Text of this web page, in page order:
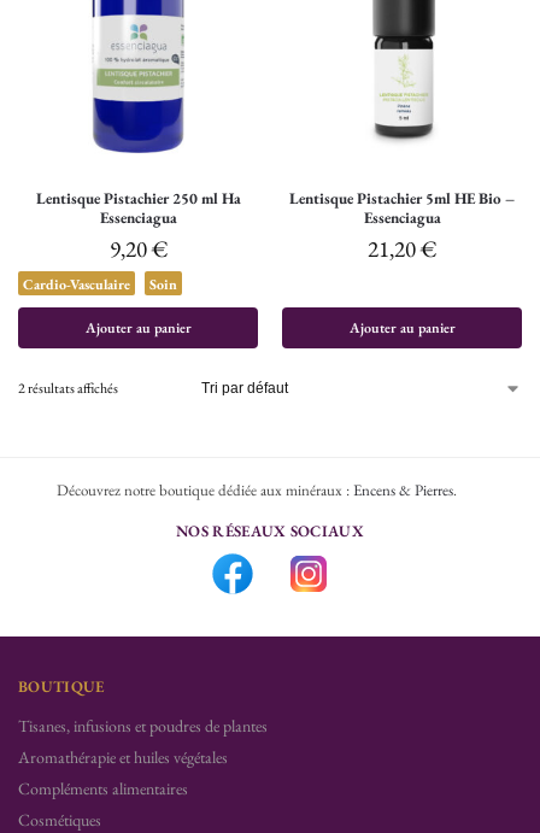
Lentisque Pistachier 250 ml Ha
Essenciagua
9,20€
Cardio-Vasculaire Soin
Ajouter au panier
Lentisque Pistachier 5ml HE Bio –
Essenciagua
21,20€
Ajouter au panier
2 résultats affichés
Découvrez notre boutique dédiée aux minéraux :Encens & Pierres.
NOS RÉSEAUX SOCIAUX
BOUTIQUE
Tisanes, infusions et poudres de plantes
Aromathérapie et huiles végétales
Compléments alimentaires
Cosmétiques